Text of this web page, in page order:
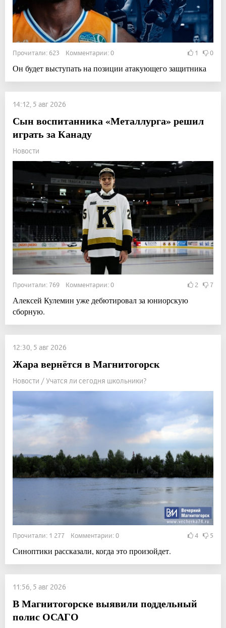
Прочитали: 623 Комментарии: 0 1 0
Он будет выступать на позиции атакующего защитника
14:12, 5 авг 2026
Сын воспитанника «Металлурга» решил
играть за Канаду
Новости
Прочитали: 769 Комментарии: 0 2 7
Алексей Кулемин уже дебютировал за юниорскую
сборную.
12:30, 5 авг 2026
Жара вернётся в Магнитогорск
Новости / Учатся ли сегодня школьники?
Прочитали: 1 277 Комментарии: 0 4 5
Синоптики рассказали, когда это произойдет.
11:56, 5 авг 2026
В Магнитогорске выявили поддельный
полис ОСАГО